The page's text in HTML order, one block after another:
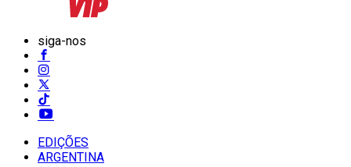
siga-nos
EDIÇÕES
ARGENTINA